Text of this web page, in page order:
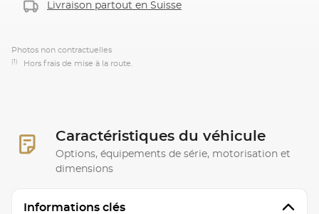
Livraison partout en Suisse
Photos non contractuelles
(1) Hors frais de mise à la route.
Caractéristiques du véhicule
Options, équipements de série, motorisation et
dimensions
Informations clés